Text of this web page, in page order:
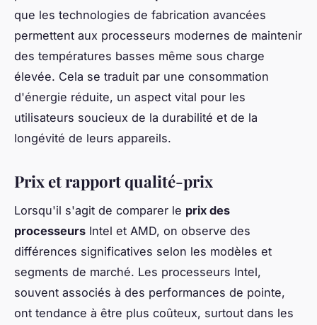
que les technologies de fabrication avancées
permettent aux processeurs modernes de maintenir
des températures basses même sous charge
élevée. Cela se traduit par une consommation
d'énergie réduite, un aspect vital pour les
utilisateurs soucieux de la durabilité et de la
longévité de leurs appareils.
Prix et rapport qualité-prix
Lorsqu'il s'agit de comparer le prix des
processeurs Intel et AMD, on observe des
différences significatives selon les modèles et
segments de marché. Les processeurs Intel,
souvent associés à des performances de pointe,
ont tendance à être plus coûteux, surtout dans les